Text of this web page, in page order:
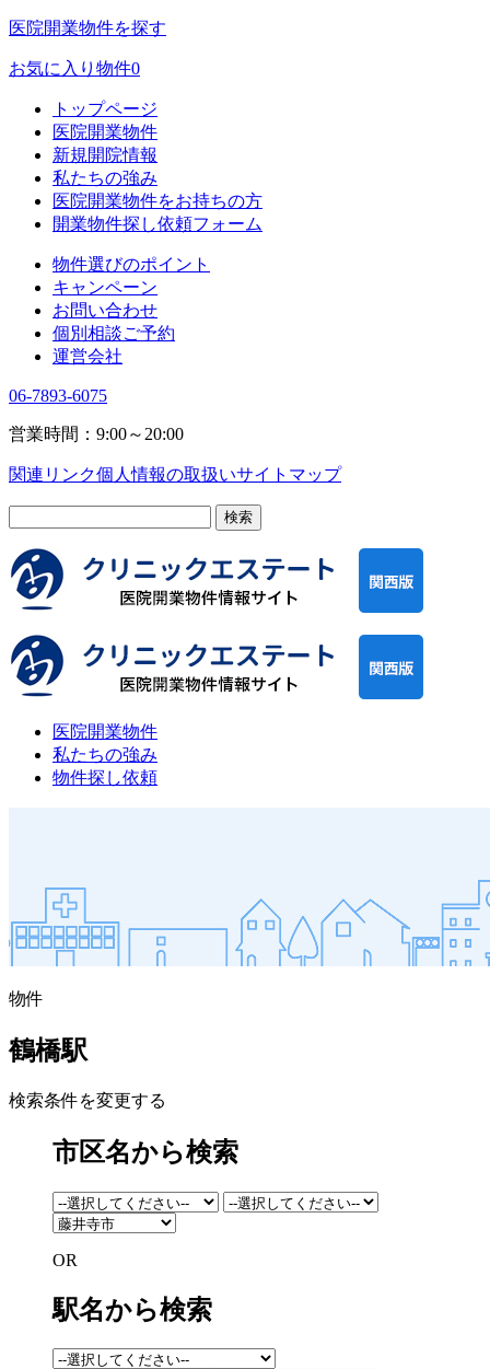
医院開業物件を探す
お気に入り物件0
トップページ
医院開業物件
新規開院情報
私たちの強み
医院開業物件をお持ちの方
開業物件探し依頼フォーム
物件選びのポイント
キャンペーン
お問い合わせ
個別相談ご予約
運営会社
06-7893-6075
営業時間：9:00～20:00
関連リンク個人情報の取扱いサイトマップ
医院開業物件
私たちの強み
物件探し依頼
物件
鶴橋駅
検索条件を変更する
市区名から検索
OR
駅名から検索